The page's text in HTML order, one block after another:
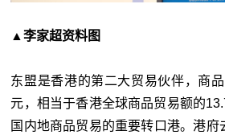
▲李家超资料图
东盟是香港的第二大贸易伙伴，商
元，相当于香港全球商品贸易额的
国内地商品贸易的重要转口港。港府